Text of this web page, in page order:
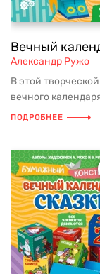
Вечный
Александр Ружо
В этой
вечного
ПОДРОБНЕЕ